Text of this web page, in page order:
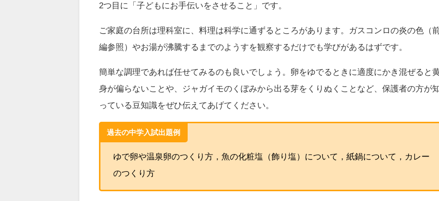
2つ目に「子どもにお手伝いをさせること」です。
ご家庭の台所は理科室に、料理は科学に通ずるところがあります。ガスコンロの炎の色（
編参照）やお湯が沸騰するまでのようすを観察するだけでも学びがあるはずです。
簡単な調理であれば任せてみるのも良いでしょう。卵をゆでるときに適度にかき混ぜると
身が偏らないことや、ジャガイモのくぼみから出る芽をくりぬくことなど、保護者の方が
っている豆知識をぜひ伝えてあげてください。
過去の中学入試出題例
ゆで卵や温泉卵のつくり方，魚の化粧塩（飾り塩）について，紙鍋について，カレー
のつくり方